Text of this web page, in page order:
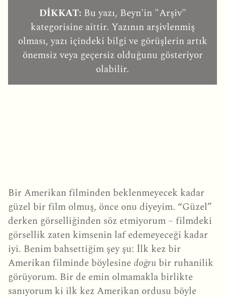
DİKKAT: Bu yazı, Beyn'in "Arşiv"
kategorisine aittir. Yazının arşivlenmiş
olması, yazı içindeki bilgi ve görüşlerin artık
önemsiz veya geçersiz olduğunu gösteriyor
olabilir.
Bir Amerikan filminden beklenmeyecek kadar
güzel bir film olmuş, önce onu diyeyim. “Güzel”
derken görselliğinden söz etmiyorum – filmdeki
görsellik zaten kimsenin laf edemeyeceği kadar
iyi. Benim bahsettiğim şey şu: İlk kez bir
Amerikan filminde böylesine doğru bir ruhanilik
görüyorum. Bir de emin olmamakla birlikte
sanıyorum ki ilk kez Amerikan ordusu böyle